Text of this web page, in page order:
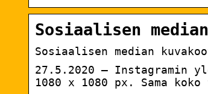
Sosiaalisen
Sosiaalisen median
27.5.2020 — Instagramin
1080 x 1080 px. Sama